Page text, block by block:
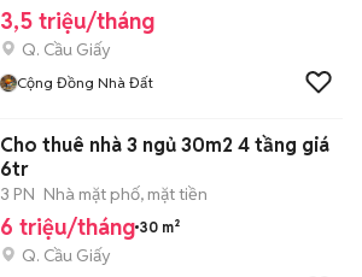
3,5 triệu/tháng
Q. Cầu Giấy
Cộng Đồng Nhà Đất
Cho thuê nhà 3 ngủ 30m2 4 tầng giá
6tr
3 PN Nhà mặt phố, mặt tiền
6 triệu/tháng 30 m²
Q. Cầu Giấy